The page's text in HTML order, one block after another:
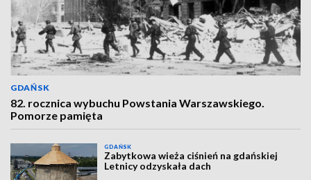
GDAŃSK
82. rocznica wybuchu Powstania Warszawskiego.
Pomorze pamięta
GDAŃSK
Zabytkowa wieża ciśnień na gdańskiej
Letnicy odzyskała dach